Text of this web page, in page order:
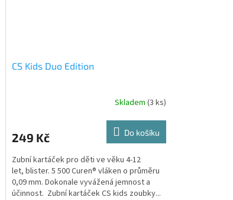
CS Kids Duo Edition
Skladem (3 ks)
249 Kč Do košíku
Zubní kartáček pro děti ve věku 4-12
let, blister. 5 500 Curen® vláken o průměru
0,09 mm. Dokonale vyvážená jemnost a
účinnost. Zubní kartáček CS kids zoubky...